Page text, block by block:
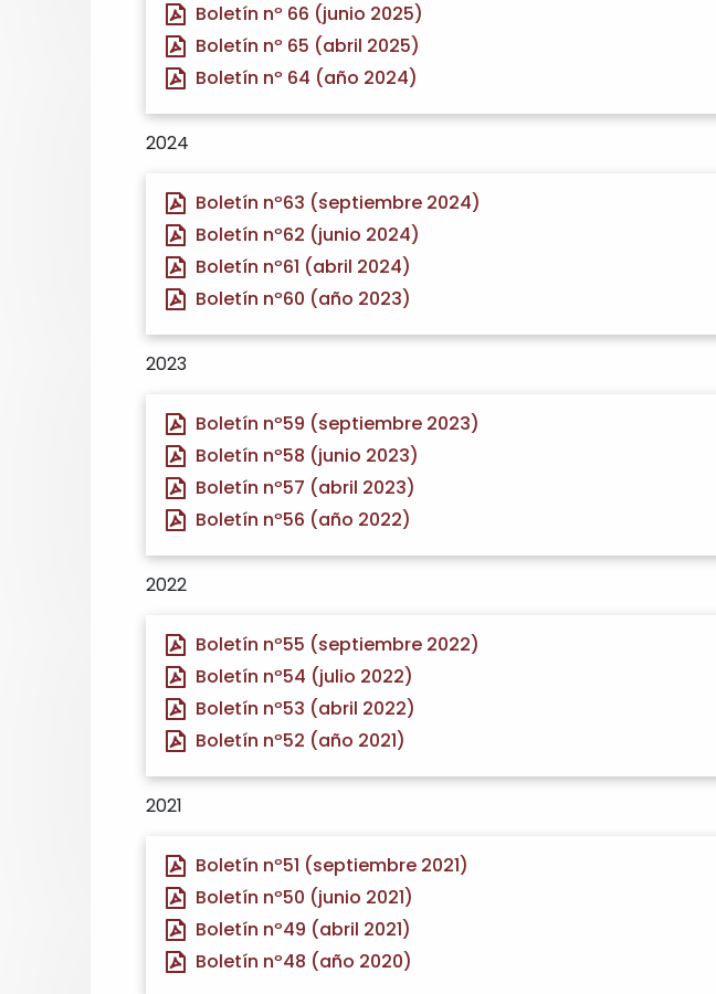
Boletín nº 66 (junio 2025)
Boletín nº 65 (abril 2025)
Boletín nº 64 (año 2024)
2024
Boletín nº63 (septiembre 2024)
Boletín nº62 (junio 2024)
Boletín nº61 (abril 2024)
Boletín nº60 (año 2023)
2023
Boletín nº59 (septiembre 2023)
Boletín nº58 (junio 2023)
Boletín nº57 (abril 2023)
Boletín nº56 (año 2022)
2022
Boletín nº55 (septiembre 2022)
Boletín nº54 (julio 2022)
Boletín nº53 (abril 2022)
Boletín nº52 (año 2021)
2021
Boletín nº51 (septiembre 2021)
Boletín nº50 (junio 2021)
Boletín nº49 (abril 2021)
Boletín nº48 (año 2020)